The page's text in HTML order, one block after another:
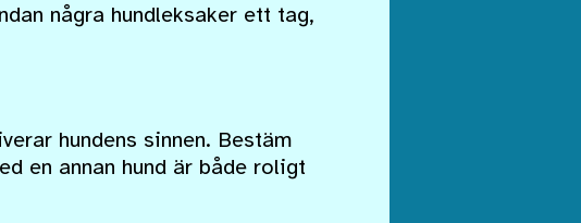
några hundleksaker ett tag,
hundens sinnen. Bestäm
en annan hund är både roligt